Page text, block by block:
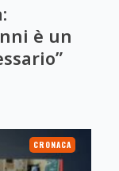
è un
CRONACA